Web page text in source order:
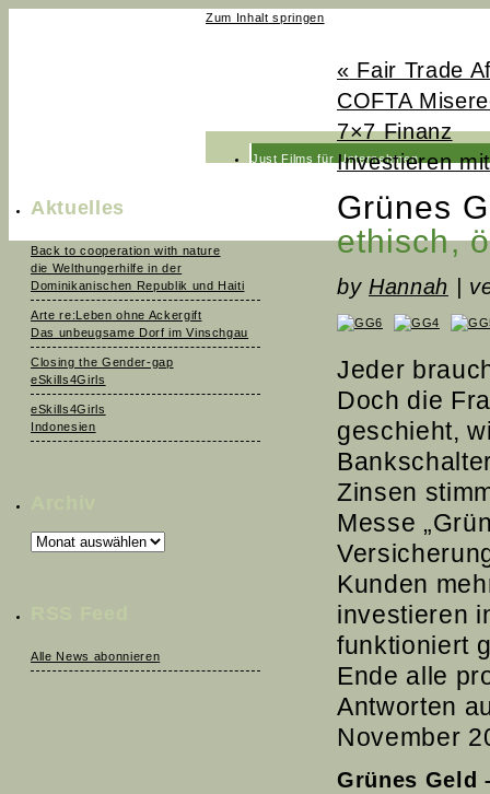
Zum Inhalt springen
Just Films für Unternehmen
« Fair Trade
COFTA
7×7 Finanz
Investieren
Grünes
ethisch,
by Hannah
Jeder
Doch die
geschieht,
Zinsen
Messe
Kunden
investieren
funktioniert
Ende alle
Antworten
November
Grünes Geld
Aktuelles
Back to cooperation with nature
die Welthungerhilfe in der
Dominikanischen Republik und Haiti
Arte re:Leben ohne Ackergift
Das unbeugsame Dorf im Vinschgau
Closing the Gender-gap
eSkills4Girls
eSkills4Girls
Indonesien
Archiv
Alle News abonnieren